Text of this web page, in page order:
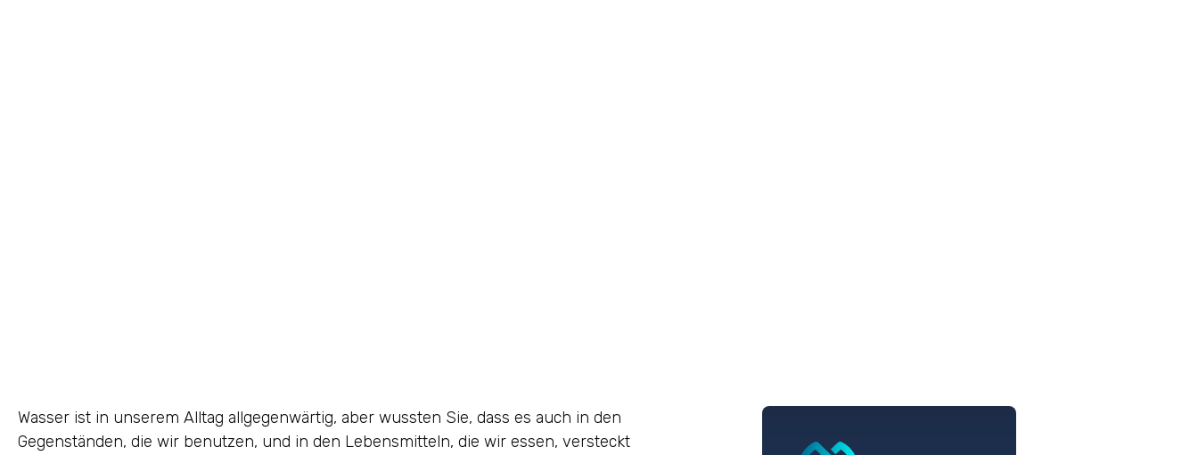
Wasser ist in unserem Alltag allgegenwärtig, aber wussten Sie, dass es auch in den
Gegenständen, die wir benutzen, und in den Lebensmitteln, die wir essen, versteckt